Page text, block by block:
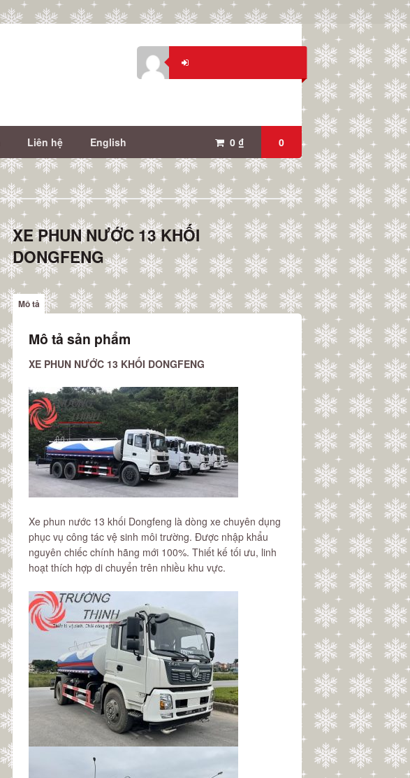
0 ₫ 0
Liên hệ English
XE PHUN NƯỚC 13 KHỐI
DONGFENG
Mô tả
Mô tả sản phẩm
XE PHUN NƯỚC 13 KHỐI DONGFENG
Xe phun nước 13 khối Dongfeng là dòng xe chuyên dụng
phục vụ công tác vệ sinh môi trường. Được nhập khẩu
nguyên chiếc chính hãng mới 100%. Thiết kế tối ưu, linh
hoạt thích hợp di chuyển trên nhiều khu vực.